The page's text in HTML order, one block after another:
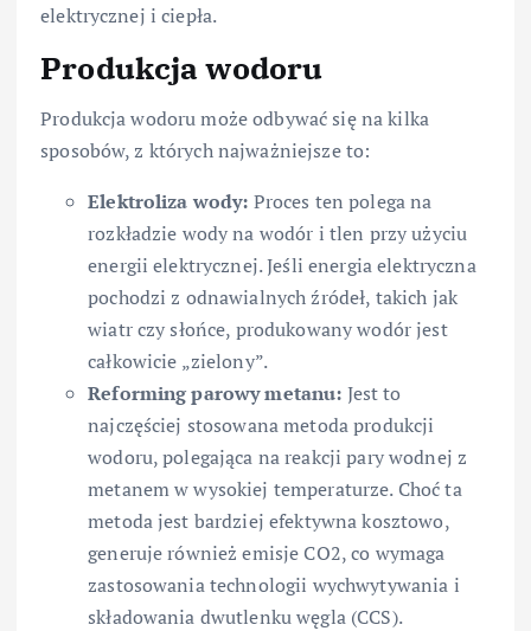
elektrycznej i ciepła.
Produkcja wodoru
Produkcja wodoru może odbywać się na kilka
sposobów, z których najważniejsze to:
Elektroliza wody: Proces ten polega na
rozkładzie wody na wodór i tlen przy użyciu
energii elektrycznej. Jeśli energia elektryczna
pochodzi z odnawialnych źródeł, takich jak
wiatr czy słońce, produkowany wodór jest
całkowicie „zielony”.
Reforming parowy metanu: Jest to
najczęściej stosowana metoda produkcji
wodoru, polegająca na reakcji pary wodnej z
metanem w wysokiej temperaturze. Choć ta
metoda jest bardziej efektywna kosztowo,
generuje również emisje CO2, co wymaga
zastosowania technologii wychwytywania i
składowania dwutlenku węgla (CCS).